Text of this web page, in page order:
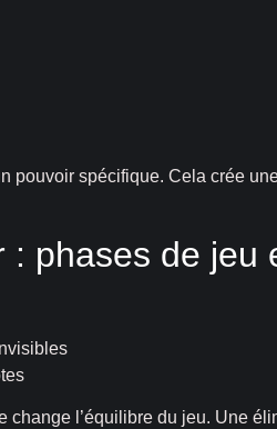
pouvoir spécifique. Cela crée
phases de jeu
l’équilibre du jeu. Une